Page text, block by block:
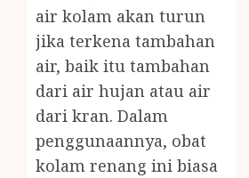
air kolam akan turun
jika terkena tambahan
air, baik itu tambahan
dari air hujan atau air
dari kran. Dalam
penggunaannya, obat
kolam renang ini biasa